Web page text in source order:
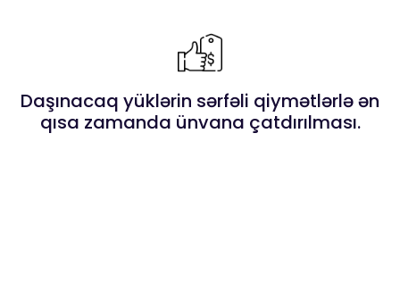
Daşınacaq yüklərin sərfəli qiymətlərlə ən
qısa zamanda ünvana çatdırılması.